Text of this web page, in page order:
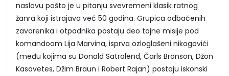
naslovu pošto je u pitanju svevremeni klasik ratnog
žanra koji istrajava već 50 godina. Grupica odbačenih
zavorenika i otpadnika postaju deo tajne misije pod
komandoom Lija Marvina, isprva ozloglašeni nikogovići
(među kojima su Donald Satralend, Čarls Bronson, Džon
Kasavetes, Džim Braun i Robert Rajan) postaju iskonski